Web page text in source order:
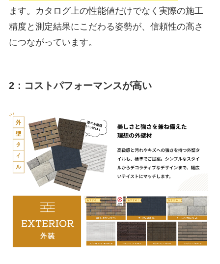
ます。カタログ上の性能値だけでなく実際の施工
精度と測定結果にこだわる姿勢が、信頼性の高さ
につながっています。
2：コストパフォーマンスが高い